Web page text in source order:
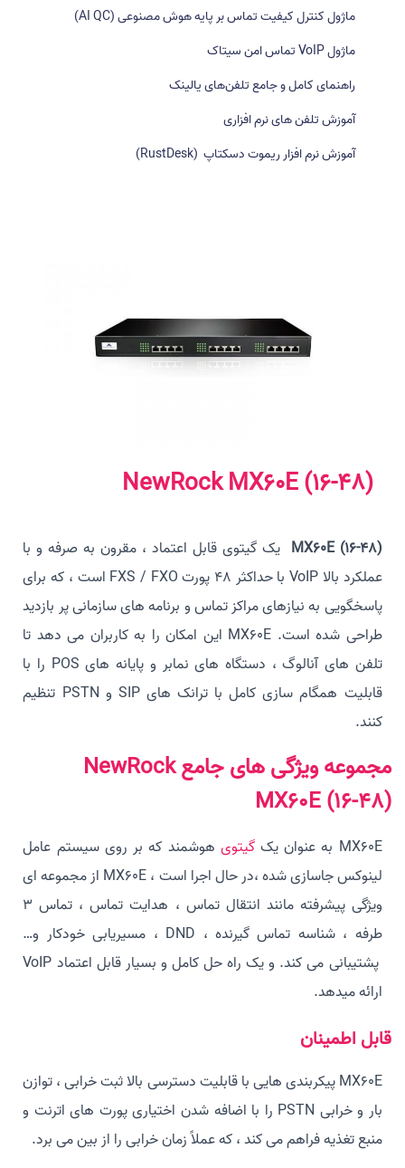
ماژول کنترل کیفیت تماس بر پایه هوش مصنوعی (AI QC)
ماژول VoIP تماس امن سیتاک
راهنمای کامل و جامع تلفن‌های یالینک
آموزش تلفن های نرم افزاری
آموزش نرم افزار ریموت دسکتاپ (RustDesk)
NewRock MX60E (16-48)
MX60E (16-48) یک گیتوی قابل اعتماد ، مقرون به صرفه و با
عملکرد بالا VoIP با حداکثر 48 پورت FXS / FXO است ، که برای
پاسخگویی به نیازهای مراکز تماس و برنامه های سازمانی پر بازدید
طراحی شده است. MX60E این امکان را به کاربران می دهد تا
تلفن های آنالوگ ، دستگاه های نمابر و پایانه های POS را با
قابلیت همگام سازی کامل با ترانک های SIP و PSTN تنظیم
کنند.
مجموعه ویژگی های جامعNewRock
MX60E (16-48)
MX60E به عنوان یک گیتوی هوشمند که بر روی سیستم عامل
لینوکس جاسازی شده ،در حال اجرا است ، MX60E از مجموعه ای
ویژگی پیشرفته مانند انتقال تماس ، هدایت تماس ، تماس 3
طرفه ، شناسه تماس گیرنده ، DND ، مسیریابی خودکار و…
پشتیبانی می کند. و یک راه حل کامل و بسیار قابل اعتماد VoIP
ارائه میدهد.
قابل اطمینان
MX60E پیکربندی هایی با قابلیت دسترسی بالا ثبت خرابی ، توازن
بار و خرابی PSTN را با اضافه شدن اختیاری پورت های اترنت و
منبع تغذیه فراهم می کند ، که عملاً زمان خرابی را از بین می برد.